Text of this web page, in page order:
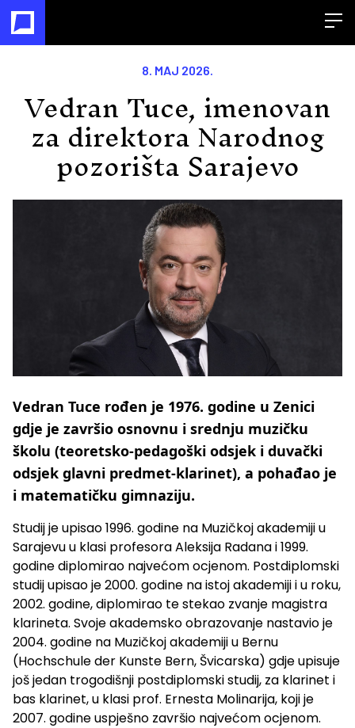
8. MAJ 2026.
Vedran Tuce, imenovan
za direktora Narodnog
pozorišta Sarajevo
Vedran Tuce rođen je 1976. godine u Zenici
gdje je završio osnovnu i srednju muzičku
školu (teoretsko-pedagoški odsjek i duvački
odsjek glavni predmet-klarinet), a pohađao je
i matematičku gimnaziju.
Studij je upisao 1996. godine na Muzičkoj akademiji u
Sarajevu u klasi profesora Aleksija Radana i 1999.
godine diplomirao najvećom ocjenom. Postdiplomski
studij upisao je 2000. godine na istoj akademiji i u roku,
2002. godine, diplomirao te stekao zvanje magistra
klarineta. Svoje akademsko obrazovanje nastavio je
2004. godine na Muzičkoj akademiji u Bernu
(Hochschule der Kunste Bern, Švicarska) gdje upisuje
još jedan trogodišnji postdiplomski studij, za klarinet i
bas klarinet, u klasi prof. Ernesta Molinarija, koji je
2007. godine uspješno završio najvećom ocjenom.